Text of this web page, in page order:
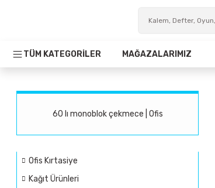
TÜM KATEGORİLER MAĞAZALARIMIZ
60 lı monoblok çekmece | Ofis
Ofis Kırtasiye
Kağıt Ürünleri